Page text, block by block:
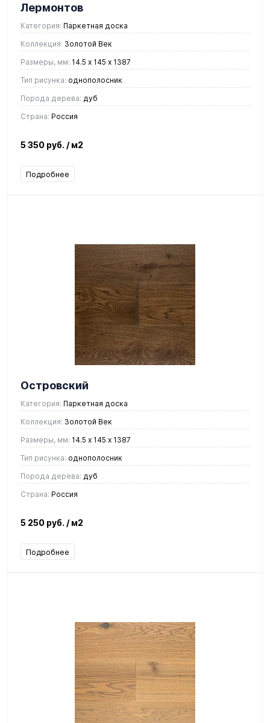
Лермонтов
Категория: Паркетная доска
Коллекция: Золотой Век
Размеры, мм: 14.5 х 145 х 1387
Тип рисунка: однополосник
Порода дерева: дуб
Страна: Россия
5 350 руб. / м2
Подробнее
Островский
Категория: Паркетная доска
Коллекция: Золотой Век
Размеры, мм: 14.5 х 145 х 1387
Тип рисунка: однополосник
Порода дерева: дуб
Страна: Россия
5 250 руб. / м2
Подробнее